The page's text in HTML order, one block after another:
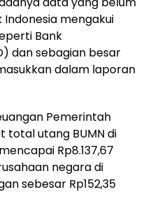
Indonesia mengakui
Bank
dan sebagian besar
dalam laporan
Pemerintah
total utang BUMN di
Rp8.137,67
negara di
sebesar Rp152,35